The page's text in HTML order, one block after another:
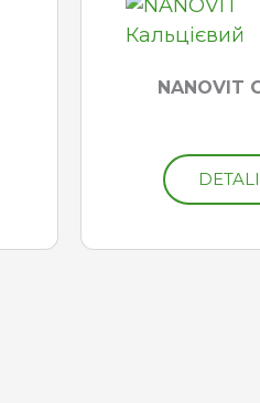
NANOVIT